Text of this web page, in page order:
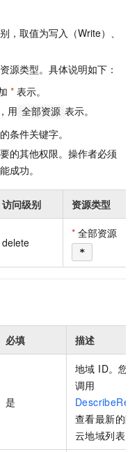
，取值为写入（Write）、
源类型。具体说明如下：
* 表示。
用 全部资源 表示。
条件关键字。
的其他权限。操作者必须
成功。
访问级别 资源类型
delete
* 全部资源
*
必填 描述
是
地域 ID。您
调用
查看最新的
云地域列表。